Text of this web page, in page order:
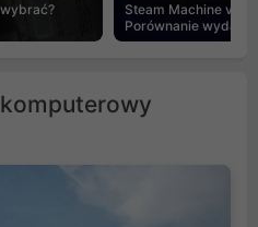
Steam Machine vs
Porównanie